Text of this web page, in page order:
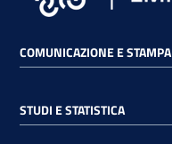
Internazionalizzazione
Imprese
Chi
COMUNICAZIONE E STAMPA
STUDI E STATISTICA